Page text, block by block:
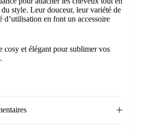
style. Leur douceur, leur variété de
d’utilisation en font un accessoire
cosy et élégant pour sublimer vos